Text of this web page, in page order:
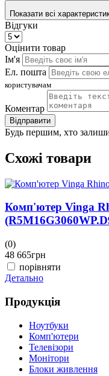
Показати всі
Відгуки
Оцінити товар
Ім'я
Ел. пошта
користувачам
Коментар
Відправити
Будь першим, хто
Схожі товари
Комп'ютер Vinga
(0)
48 665грн
порівняти
Детально
Продукція
Ноутбуки
Комп'ютери
Телевізори
Монітори
Блоки живлення